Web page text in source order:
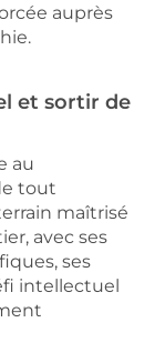
auprès
et sortir de
au
tout
maîtrisé
avec ses
ses
intellectuel